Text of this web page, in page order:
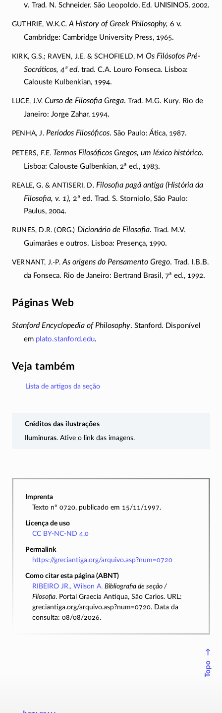
v. Trad. N. Schneider. São Leopoldo, Ed. UNISINOS, 2002.
GUTHRIE, W.K.C. A History of Greek Philosophy, 6 v.
Cambridge: Cambridge University Press, 1965.
KIRK, G.S.; RAVEN, J.E. & SCHOFIELD, M Os Filósofos Pré-
Socráticos, 4ª ed. trad. C.A. Louro Fonseca. Lisboa:
Calouste Kulbenkian, 1994.
LUCE, J.V. Curso de Filosofia Grega. Trad. M.G. Kury. Rio de
Janeiro: Jorge Zahar, 1994.
PENHA, J. Períodos Filosóficos. São Paulo: Ática, 1987.
PETERS, F.E. Termos Filosóficos Gregos, um léxico histórico.
Lisboa: Calouste Gulbenkian, 2ª ed., 1983.
REALE, G. & ANTISERI, D. Filosofia pagã antiga (História da
Filosofia, v. 1), 2ª ed. Trad. S. Storniolo, São Paulo:
Paulus, 2004.
RUNES, D.R. (org.) Dicionário de Filosofia. Trad. M.V.
Guimarães e outros. Lisboa: Presença, 1990.
VERNANT, J.-P. As origens do Pensamento Grego. Trad. I.B.B.
da Fonseca. Rio de Janeiro: Bertrand Brasil, 7ª ed., 1992.
Páginas Web
Stanford Encyclopedia of Philosophy. Stanford. Disponível
em plato.stanford.edu.
Veja também
Lista de artigos da seção
Créditos das ilustrações
Iluminuras. Ative o link das imagens.
Imprenta
Texto nº 0720, publicado em 15/11/1997.
Licença de uso
CC BY-NC-ND 4.0
Permalink
https://greciantiga.org/arquivo.asp?num=0720
Como citar esta página (ABNT)
RIBEIRO JR., Wilson A. Bibliografia de seção /
Filosofia. Portal Graecia Antiqua, São Carlos. URL:
greciantiga.org/arquivo.asp?num=0720. Data da
consulta: 08/08/2026.
↑
Topo